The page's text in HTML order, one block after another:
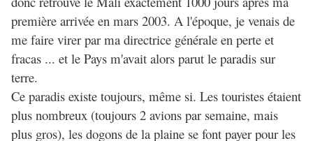
première arrivée en mars 2003. A l'époque, je venais de
me faire virer par ma directrice générale en perte et
fracas ... et le Pays m'avait alors parut le paradis sur
terre.
Ce paradis existe toujours, même si. Les touristes étaient
plus nombreux (toujours 2 avions par semaine, mais
plus gros), les dogons de la plaine se font payer pour les